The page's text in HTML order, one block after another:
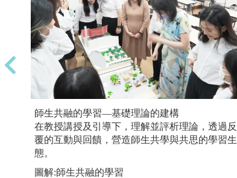
思考、分析、判斷、創造等設計能力。
版權:系所拍攝
師生共融的學習—基礎理論的建構
在教授講授及引導下，理解並評析理論，透過反
覆的互動與回饋，營造師生共學與共思的學習生
態。
圖解:師生共融的學習